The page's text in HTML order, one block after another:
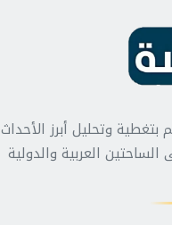
وتحليل أبرز الأحداث
العربية والدولية